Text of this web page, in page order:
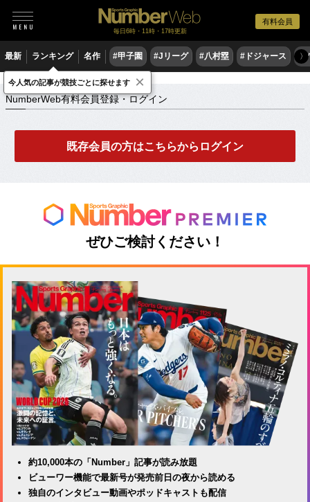
有料会員
毎日6時・11時・17時更新
最新 ランキング 名作 #甲子園 #Jリーグ #八村塁 #ドジャース #
〉
NumberWeb有料会員登録・ログイン
NumberWeb有料会員登録・ログイン
既存会員の方はこちらからログイン
ぜひご検討ください！
約10,000本の「Number」記事が読み放題
ビューワー機能で最新号が発売前日の夜から読める
独自のインタビュー動画やポッドキャストも配信
今人気の記事が競技ごとに探せます ×